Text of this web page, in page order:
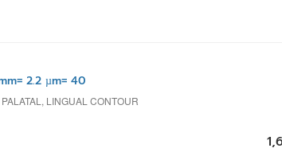
2.2 µm= 40
LINGUAL CONTOUR